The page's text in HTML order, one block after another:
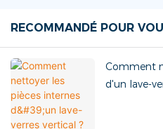
RECOMMANDÉ POUR
Comment
d'un lave-